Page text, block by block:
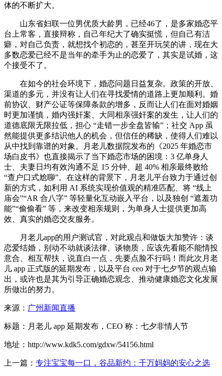
体的不断扩大。
山东省妇联一位男优质大龄男，已经46了，是多家婚恋平
台上常客，直接辩称，自己年纪大了确实挺慌，但自己有洁
癖，对自己负责，就想找个初恋的，甚至开玩笑的讲，现在大
多数恋爱已经不是当年的牵手为止的恋爱了，其实是试婚，这
个接受不了。
在如今的社会环境下，婚恋问题日益复杂。政策的开放、
渠道的多元，并没有让人们在寻找爱情的道路上更加顺利。婚
前协议、财产公证等保障条款的增多，反而让人们在面对婚姻
时更加谨慎，婚内强奸案、大同相亲强奸案的发生，让人们的
道德底限无限拉低，担心 “走错一步全盘皆输”；社交 App 虽
然能提供更多结识他人的机会，但信任的稀缺，使得人们难以
从中找到靠谱的对象。月老儿数据院发布的《2025 年婚恋市
场白皮书》也直接揭示了当下婚恋市场的困境：3 亿单身人
士、夫妻日均有效沟通不足 15 分钟、超 40% 相亲最终败给
“查户口式尬聊”。在这样的背景下，月老儿平台致力于通过创
新的方式，如利用 AI 系统实现价值观的精准匹配、将 “线上
庙会”“AR 合八字” 等轻量化互动嵌入平台，以及独创 “遮羞功
能”“偷偷看” 等，来改变相亲规则，为单身人士提供更加高
效、真实的婚恋交友服务。
月老儿app的用户测试官，对此观点和做饭大加赞许：谈
恋爱结婚，别动不动就谈法律、谈物质，应该先看能不能情投
意合、相互帮扶，说直白一点，先要点脸不行吗！而此次月老
儿 app 正式版的延期发布，以及平台 ceo 对于七夕节的观点输
出，或许也是其为引导正确婚恋观念、推动健康婚恋文化发展
所做出的努力。
来源： 广州新闻直播
标题：月老儿 app 延期发布，CEO 称：七夕非情人节​
地址：http://www.kdk5.com/gdxw/54156.html
上一篇： 专注宝宝每一口，谷品新约：千万妈妈的安心之选